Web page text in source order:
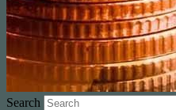
Search